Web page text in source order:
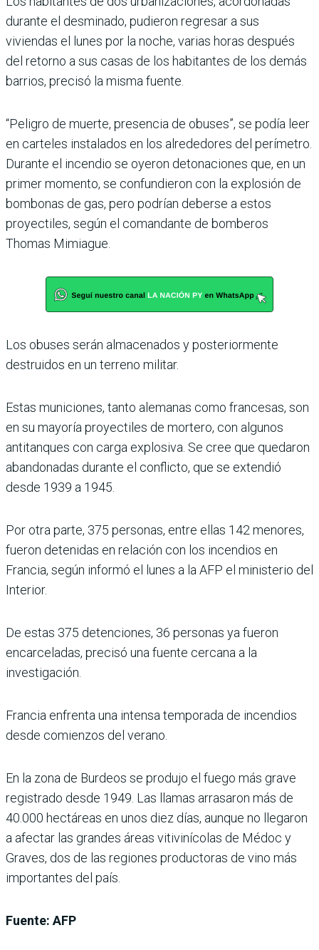
durante el desminado, pudieron regresar a sus
viviendas el lunes por la noche, varias horas después
del retorno a sus casas de los habitantes de los demás
barrios, precisó la misma fuente.
“Peligro de muerte, presencia de obuses”, se podía leer
en carteles instalados en los alrededores del perímetro.
Durante el incendio se oyeron detonaciones que, en un
primer momento, se confundieron con la explosión de
bombonas de gas, pero podrían deberse a estos
proyectiles, según el comandante de bomberos
Thomas Mimiague.
Los obuses serán almacenados y posteriormente
destruidos en un terreno militar.
Estas municiones, tanto alemanas como francesas, son
en su mayoría proyectiles de mortero, con algunos
antitanques con carga explosiva. Se cree que quedaron
abandonadas durante el conflicto, que se extendió
desde 1939 a 1945.
Por otra parte, 375 personas, entre ellas 142 menores,
fueron detenidas en relación con los incendios en
Francia, según informó el lunes a la AFP el ministerio del
Interior.
De estas 375 detenciones, 36 personas ya fueron
encarceladas, precisó una fuente cercana a la
investigación.
Francia enfrenta una intensa temporada de incendios
desde comienzos del verano.
En la zona de Burdeos se produjo el fuego más grave
registrado desde 1949. Las llamas arrasaron más de
40.000 hectáreas en unos diez días, aunque no llegaron
a afectar las grandes áreas vitivinícolas de Médoc y
Graves, dos de las regiones productoras de vino más
importantes del país.
Fuente: AFP